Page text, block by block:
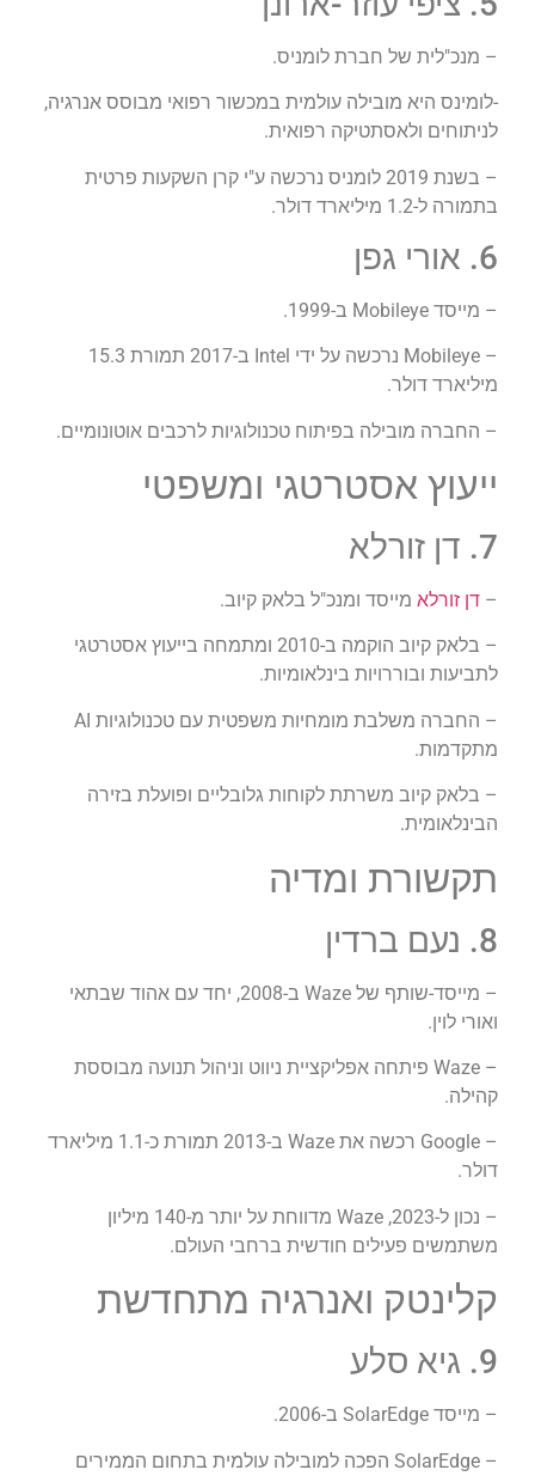
– מנכ"לית של חברת לומניס.
-לומינס היא מובילה עולמית במכשור רפואי מבוסס אנרגיה,
לניתוחים ולאסתטיקה רפואית.
– בשנת 2019 לומניס נרכשה ע"י קרן השקעות פרטית
בתמורה ל-1.2 מיליארד דולר.
6. אורי גפן
– מייסד Mobileye ב-1999.
– Mobileye נרכשה על ידי Intel ב-2017 תמורת 15.3
מיליארד דולר.
– החברה מובילה בפיתוח טכנולוגיות לרכבים אוטונומיים.
ייעוץ אסטרטגי ומשפטי
7. דן זורלא
– דן זורלא מייסד ומנכ"ל בלאק קיוב.
– בלאק קיוב הוקמה ב-2010 ומתמחה בייעוץ אסטרטגי
לתביעות ובוררויות בינלאומיות.
– החברה משלבת מומחיות משפטית עם טכנולוגיות AI
מתקדמות.
– בלאק קיוב משרתת לקוחות גלובליים ופועלת בזירה
הבינלאומית.
תקשורת ומדיה
8. נעם ברדין
– מייסד-שותף של Waze ב-2008, יחד עם אהוד שבתאי
ואורי לוין.
– Waze פיתחה אפליקציית ניווט וניהול תנועה מבוססת
קהילה.
– Google רכשה את Waze ב-2013 תמורת כ-1.1 מיליארד
דולר.
– נכון ל-2023, Waze מדווחת על יותר מ-140 מיליון
משתמשים פעילים חודשית ברחבי העולם.
קלינטק ואנרגיה מתחדשת
9. גיא סלע
– מייסד SolarEdge ב-2006.
– SolarEdge הפכה למובילה עולמית בתחום הממירים